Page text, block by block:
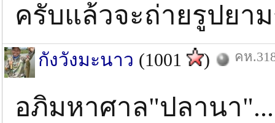
ครับแล้วจะถ่ายรูปยา
กังวังมะนาว (1001 ) คห
อภิมหาศาล"ปลานา